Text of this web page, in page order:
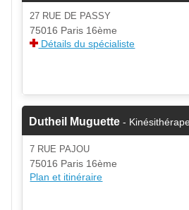
d'un membre.
Si vous êtes ce
jour ces
27 RUE DE PASSY
75016 Paris 16ème
Détails du spécialiste
Dutheil Muguette -
7 RUE PAJOU
75016 Paris 16ème
Plan et itinéraire